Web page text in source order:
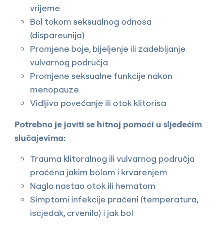
vrijeme
Bol tokom seksualnog odnosa
(dispareunija)
Promjene boje, bijeljenje ili zadebljanje
vulvarnog područja
Promjene seksualne funkcije nakon
menopauze
Vidljivo povećanje ili otok klitorisa
Potrebno je javiti se hitnoj pomoći u sljedećim
slučajevima:
Trauma klitoralnog ili vulvarnog područja
praćena jakim bolom i krvarenjem
Naglo nastao otok ili hematom
Simptomi infekcije praćeni (temperatura,
iscjedak, crvenilo) i jak bol